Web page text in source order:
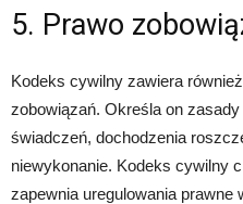
5. Prawo
Kodeks cywilny zawiera
zobowiązań. Określa on
świadczeń, dochodzenia
niewykonanie. Kodeks cywilny
zapewnia uregulowania prawne